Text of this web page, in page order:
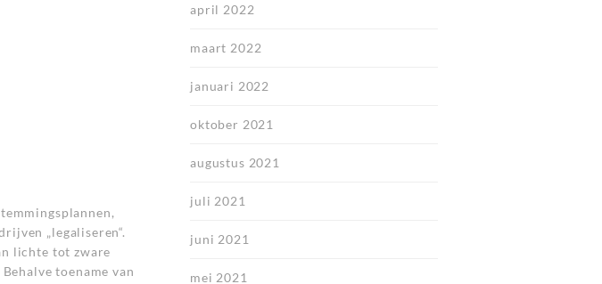
„legaliseren“.
lichte tot zware
toename van
april 2022
maart 2022
januari 2022
oktober 2021
augustus 2021
juli 2021
juni 2021
mei 2021